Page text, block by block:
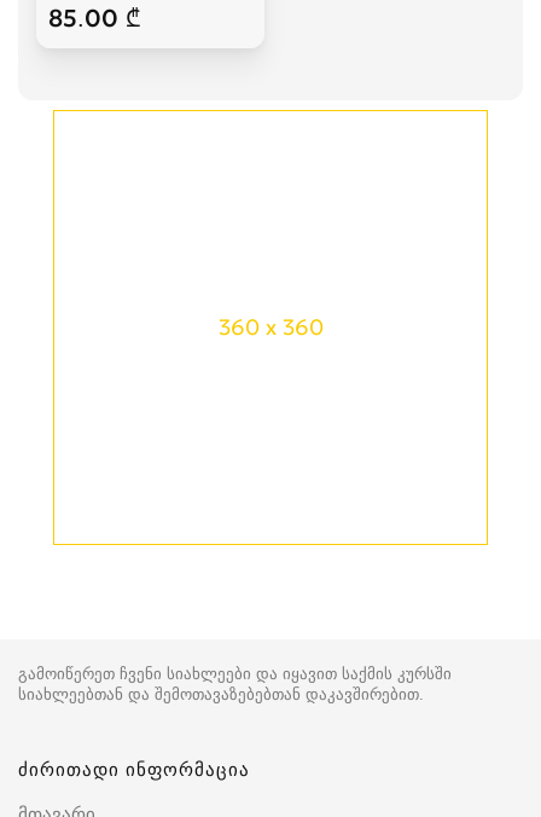
85.00 ₾
360 x 360
გამოიწერეთ ჩვენი სიახლეები და იყავით საქმის კურსში
სიახლეებთან და შემოთავაზებებთან დაკავშირებით.
ძირითადი ინფორმაცია